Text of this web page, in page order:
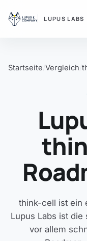
LUPUS LABS
Startseite Vergleich
think-cell ist ein
Lupus Labs ist
vor allem